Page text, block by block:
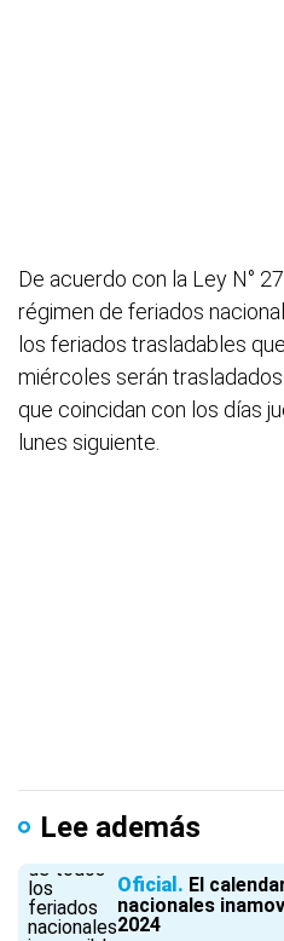
De acuerdo con la Ley N°
régimen de feriados
los feriados trasladables
miércoles serán
que coincidan con los días
lunes siguiente.
Lee además
Oficial
El
nacionales
2024